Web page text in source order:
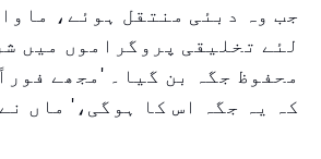
جب وہ دبئی منتقل ہوئے،
لئے تخلیقی پروگراموں میں
محفوظ جگہ بن گیا۔ 'مجھے
کہ یہ جگہ اس کا ہوگی،' ماں نے